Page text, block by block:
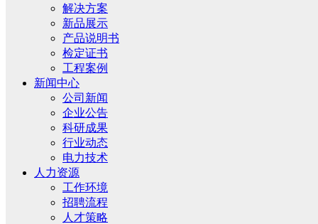
解决方案
新品展示
产品说明书
检定证书
工程案例
新闻中心
公司新闻
企业公告
科研成果
行业动态
电力技术
人力资源
工作环境
招聘流程
人才策略